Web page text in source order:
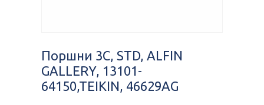
Поршни 3C, STD, ALFIN
GALLERY, 13101-
64150,TEIKIN, 46629AG